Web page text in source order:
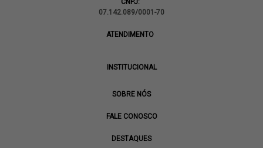
CNPJ:
07.142.089/0001-70
ATENDIMENTO
INSTITUCIONAL
SOBRE NÓS
FALE CONOSCO
DESTAQUES